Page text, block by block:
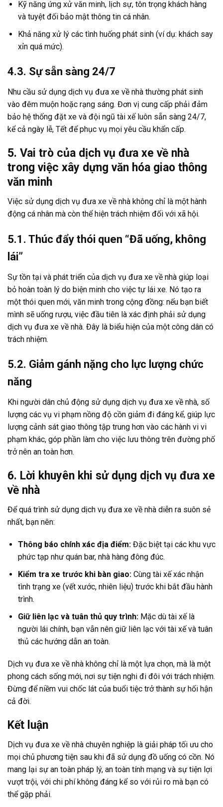
Kỹ năng ứng xử văn minh, lịch sự, tôn trọng khách hàng
và tuyệt đối bảo mật thông tin cá nhân.
Khả năng xử lý các tình huống phát sinh (ví dụ: khách say
xỉn quá mức).
4.3. Sự sẵn sàng 24/7
Nhu cầu sử dụng dịch vụ đưa xe về nhà thường phát sinh
vào đêm muộn hoặc rạng sáng. Đơn vị cung cấp phải đảm
bảo hệ thống đặt xe và đội ngũ tài xế luôn sẵn sàng 24/7,
kể cả ngày lễ, Tết để phục vụ mọi yêu cầu khẩn cấp.
5. Vai trò của dịch vụ đưa xe về nhà
trong việc xây dựng văn hóa giao thông
văn minh
Việc sử dụng dịch vụ đưa xe về nhà không chỉ là một hành
động cá nhân mà còn thể hiện trách nhiệm đối với xã hội.
5.1. Thúc đẩy thói quen “Đã uống, không
lái”
Sự tồn tại và phát triển của dịch vụ đưa xe về nhà giúp loại
bỏ hoàn toàn lý do biện minh cho việc tự lái xe. Nó tạo ra
một thói quen mới, văn minh trong cộng đồng: nếu bạn biết
mình sẽ uống rượu, việc đầu tiên là xác định phải sử dụng
dịch vụ đưa xe về nhà. Đây là biểu hiện của một công dân có
trách nhiệm.
5.2. Giảm gánh nặng cho lực lượng chức
năng
Khi người dân chủ động sử dụng dịch vụ đưa xe về nhà, số
lượng các vụ vi phạm nồng độ cồn giảm đi đáng kể, giúp lực
lượng cảnh sát giao thông tập trung hơn vào các hành vi vi
phạm khác, góp phần làm cho việc lưu thông trên đường phố
trở nên an toàn hơn.
6. Lời khuyên khi sử dụng dịch vụ đưa xe
về nhà
Để quá trình sử dụng dịch vụ đưa xe về nhà diễn ra suôn sẻ
nhất, bạn nên:
Thông báo chính xác địa điểm:Đặc biệt tại các khu vực
phức tạp như quán bar, nhà hàng đông đúc.
Kiểm tra xe trước khi bàn giao:Cùng tài xế xác nhận
tình trạng xe (vết xước, nhiên liệu) trước khi bắt đầu hành
trình.
Giữ liên lạc và tuân thủ quy trình:Mặc dù tài xế là
người lái chính, bạn vẫn nên giữ liên lạc với tài xế và tuân
thủ các hướng dẫn an toàn.
Dịch vụ đưa xe về nhà không chỉ là một lựa chọn, mà là một
phong cách sống mới, nơi sự tiện nghi đi đôi với trách nhiệm.
Đừng để niềm vui chốc lát của buổi tiệc trở thành sự hối hận
cả đời.
Kết luận
Dịch vụ đưa xe về nhà chuyên nghiệp là giải pháp tối ưu cho
mọi chủ phương tiện sau khi đã sử dụng đồ uống có cồn. Nó
mang lại sự an toàn pháp lý, an toàn tính mạng và sự tiện lợi
vượt trội, với chi phí không đáng kể so với rủi ro mà bạn có
thể gặp phải.